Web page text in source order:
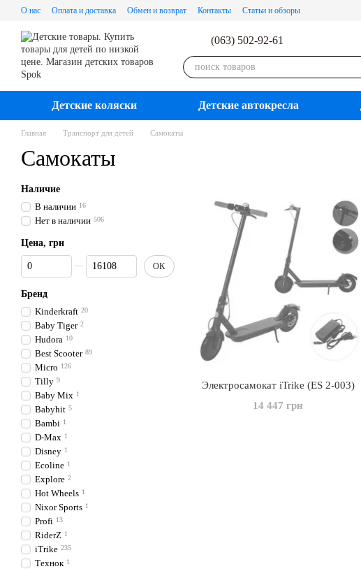
Перейти к основному контенту
О нас Оплата и доставка Обмен и возврат Контакты Статьи и обзоры
(063) 502-92-61
Детские коляски Детские автокресла
Главная Транспорт для детей Самокаты
Самокаты
Электросамокат iTrike (ES 2-003)
14 447 грн
Наличие
В наличии 16
Нет в наличии 506
Цена, грн
От Цена, грн
До Цена, грн
OK
Бренд
Kinderkraft 20
Baby Tiger 2
Hudora 10
Best Scooter 89
Micro 126
Tilly 9
Baby Mix 1
Babyhit 5
Bambi 1
D-Max 1
Disney 1
Ecoline 1
Explore 2
Hot Wheels 1
Nixor Sports 1
Profi 13
RiderZ 1
iTrike 235
Технок 1